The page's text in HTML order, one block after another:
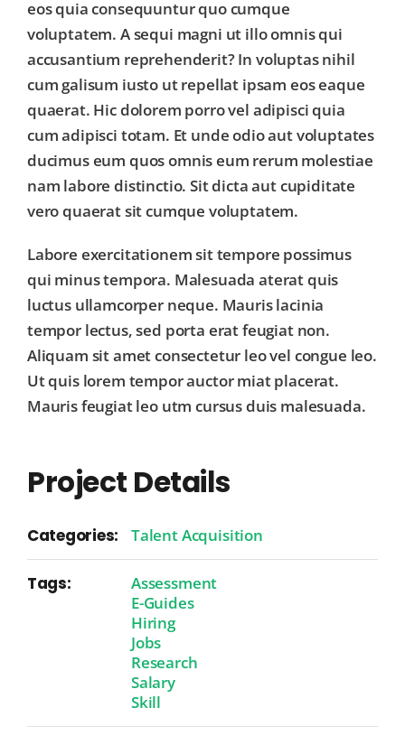
eos quia consequuntur quo cumque
voluptatem. A sequi magni ut illo omnis qui
accusantium reprehenderit? In voluptas nihil
cum galisum iusto ut repellat ipsam eos eaque
quaerat. Hic dolorem porro vel adipisci quia
cum adipisci totam. Et unde odio aut voluptates
ducimus eum quos omnis eum rerum molestiae
nam labore distinctio. Sit dicta aut cupiditate
vero quaerat sit cumque voluptatem.
Labore exercitationem sit tempore possimus
qui minus tempora. Malesuada aterat quis
luctus ullamcorper neque. Mauris lacinia
tempor lectus, sed porta erat feugiat non.
Aliquam sit amet consectetur leo vel congue leo.
Ut quis lorem tempor auctor miat placerat.
Mauris feugiat leo utm cursus duis malesuada.
Project Details
Categories: Talent Acquisition
Tags:
Assessment
E-Guides
Hiring
Jobs
Research
Salary
Skill